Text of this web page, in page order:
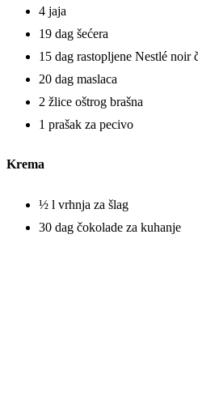
4 jaja
19 dag šećera
15 dag rastopljene Nestlé noir
20 dag maslaca
2 žlice oštrog brašna
1 prašak za pecivo
Krema
½ l vrhnja za šlag
30 dag čokolade za kuhanje